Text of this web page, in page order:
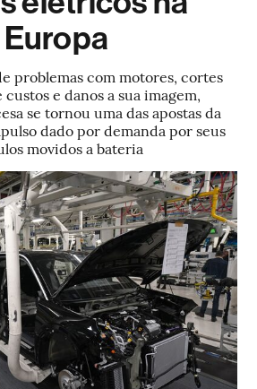
Europa
problemas com motores, cortes
custos e danos a sua imagem,
se tornou uma das apostas da
dado por demanda por seus
movidos a bateria